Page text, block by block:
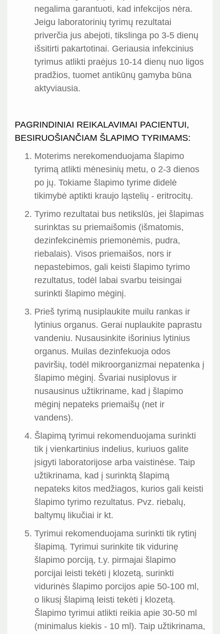
negalima garantuoti, kad infekcijos nėra.
Jeigu laboratorinių tyrimų rezultatai
priverčia jus abejoti, tikslinga po 3-5 dienų
išsitirti pakartotinai. Geriausia infekcinius
tyrimus atlikti praėjus 10-14 dienų nuo ligos
pradžios, tuomet antikūnų gamyba būna
aktyviausia.
PAGRINDINIAI REIKALAVIMAI PACIENTUI,
BESIRUOŠIANČIAM ŠLAPIMO TYRIMAMS:
Moterims nerekomenduojama šlapimo
tyrimą atlikti mėnesinių metu, o 2-3 dienos
po jų. Tokiame šlapimo tyrime didelė
tikimybė aptikti kraujo ląstelių - eritrocitų.
Tyrimo rezultatai bus netikslūs, jei šlapimas
surinktas su priemaišomis (išmatomis,
dezinfekcinėmis priemonėmis, pudra,
riebalais). Visos priemaišos, nors ir
nepastebimos, gali keisti šlapimo tyrimo
rezultatus, todėl labai svarbu teisingai
surinkti šlapimo mėginį.
Prieš tyrimą nusiplaukite muilu rankas ir
lytinius organus. Gerai nuplaukite paprastu
vandeniu. Nusausinkite išorinius lytinius
organus. Muilas dezinfekuoja odos
paviršių, todėl mikroorganizmai nepatenka į
šlapimo mėginį. Švariai nusiplovus ir
nusausinus užtikriname, kad į šlapimo
mėginį nepateks priemaišų (net ir
vandens).
Šlapimą tyrimui rekomenduojama surinkti
tik į vienkartinius indelius, kuriuos galite
įsigyti laboratorijose arba vaistinėse. Taip
užtikrinama, kad į surinktą šlapimą
nepateks kitos medžiagos, kurios gali keisti
šlapimo tyrimo rezultatus. Pvz. riebalų,
baltymų likučiai ir kt.
Tyrimui rekomenduojama surinkti tik rytinį
šlapimą. Tyrimui surinkite tik vidurinę
šlapimo porciją, t.y. pirmajai šlapimo
porcijai leisti tekėti į klozetą, surinkti
vidurinės šlapimo porcijos apie 50-100 ml,
o likusį šlapimą leisti tekėti į klozetą.
Šlapimo tyrimui atlikti reikia apie 30-50 ml
(minimalus kiekis - 10 ml). Taip užtikrinama,